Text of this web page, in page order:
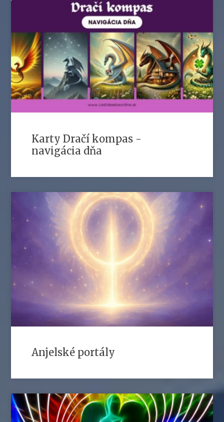
Karty Dračí kompas -
navigácia dňa
Anjelské portály